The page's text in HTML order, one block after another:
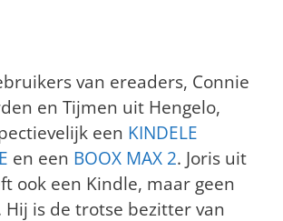
van ereaders, Connie
en Tijmen uit Hengelo,
een KINDELE
en een BOOX MAX 2. Joris uit
ook een Kindle, maar geen
Hij is de trotse bezitter van